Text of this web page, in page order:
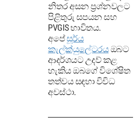
නිතර අසන ප්‍රශ්නවලට
පිළිතුරු සපයන සහ
PVGIS භාවිතය.
අපේසූර්ය
කැල්ක්යුලේටරයඔබට
ආදර්ශයට උදව් කළ
හැකිය ඔබගේ විශේෂිත
තත්වය සඳහා විවිධ
අවස්ථා.